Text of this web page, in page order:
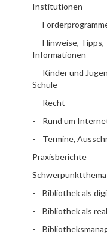
Institutionen
Hinweise, Tipps,
Informationen
Kinder und
Schule
Recht
Rund um
Termine,
Praxisberichte
Schwerpunktthema
Bibliothek als
Bibliothek als